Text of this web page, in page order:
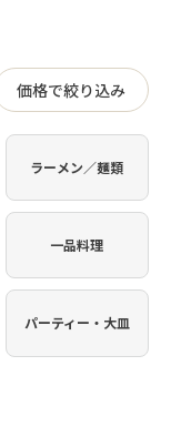
価格で絞り込み
ラーメン／麺類
一品料理
パーティー・大皿